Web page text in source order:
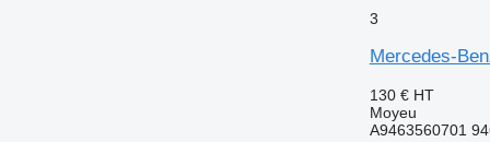
3
Mercedes-
130 € HT
Moyeu
A9463560701